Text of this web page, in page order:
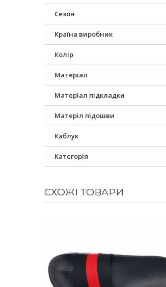
Сезон
Країна виробник
Колір
Матеріал
Матеріал підкладки
Матеріл підошви
Каблук
Категорія
СХОЖІ ТОВАРИ